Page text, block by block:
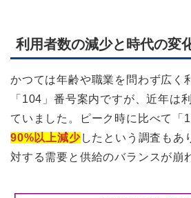
利用者数の減少と時代の変
かつては年齢や職業を問わず広く
「104」番号案内ですが、近年は
ていました。ピーク時に比べて「
90%以上減少したという調査もあ
対する需要と供給のバランスが崩